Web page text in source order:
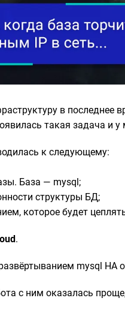
в последнее
такая задача и у
к следующему:
База — mysql;
структуры БД;
которое будет
.
mysql HA
с ним оказалась